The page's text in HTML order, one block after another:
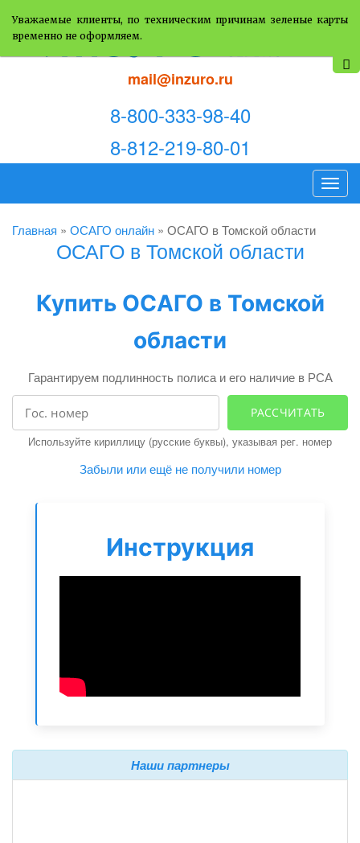
mail@inzuro.ru
8-800-333-98-40
8-812-219-80-01
T
o
g
t
i
Главная » ОСАГО онлайн » ОСАГО в Томской области
ОСАГО в Томской области
Купить ОСАГО в Томской
области
Гарантируем подлинность полиса и его наличие в РСА
РАССЧИТАТЬ
Используйте кириллицу (русские буквы), указывая рег. номер
Забыли или ещё не получили номер
Инструкция
Наши партнеры
Уважаемые клиенты, по техническим причинам зеленые карты
временно не оформляем.